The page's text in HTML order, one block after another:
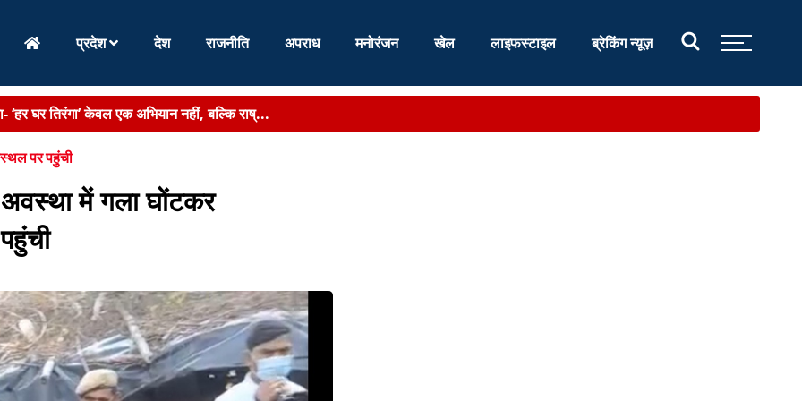
प्रदेश देश राजनीति अपराध मनोरंजन खेल लाइफस्टाइल ब्रेकिंग न्यूज़
में निर्माणाधीन पंचायत सरकार भवन का किया निर...
बच्चों की तबीयत बिगड़ी, CHC गम्हरिया में भ...
बहनों की मौत, परिजनों में मातम...
और माल की आवाजाही आसान, जल परिवहन से कारोबार को मिलेगी नई रफ्तार...
मछली पालकों को दी बड़ी सौगात - बिहार को मिला पह...
‘हर घर तिरंगा’ केवल एक अभियान नहीं, बल्कि राष्...
पर पहुंची
में गला घोंटकर